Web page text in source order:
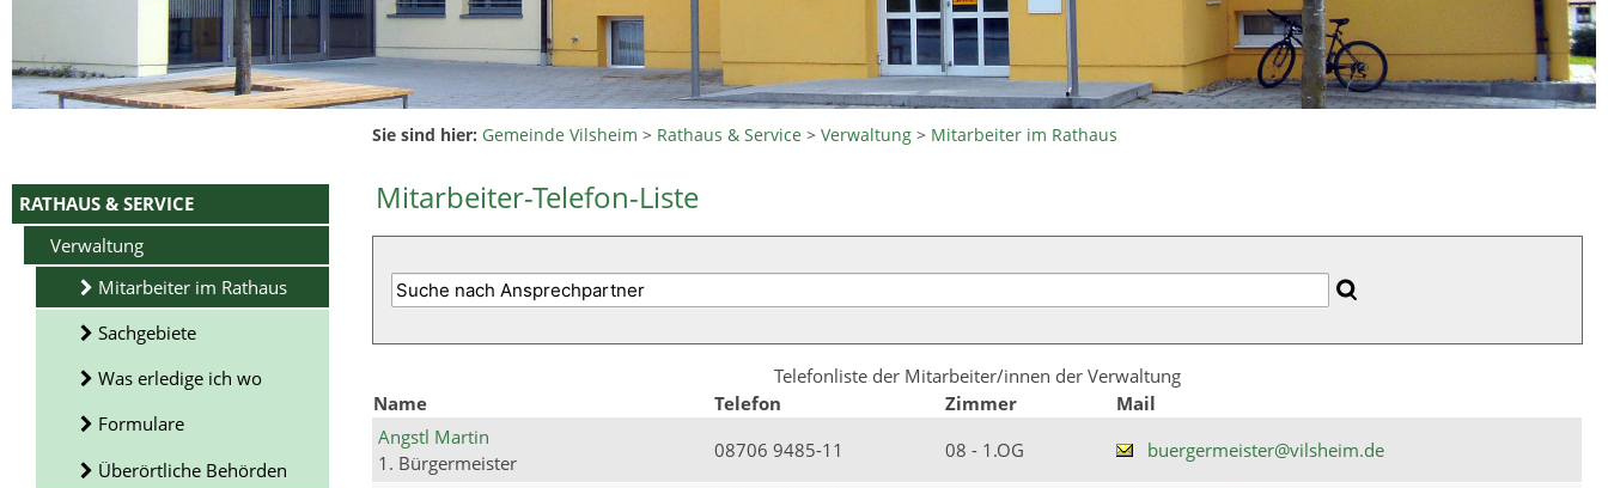
RATHAUS & SERVICE
Verwaltung
Mitarbeiter im Rathaus
Sachgebiete
Was erledige ich wo
Formulare
Überörtliche Behörden
Sie sind hier: Gemeinde Vilsheim > Rathaus & Service >Verwaltung > Mitarbeiter im Rathaus
Mitarbeiter-Telefon-Liste
Telefonliste der Mitarbeiter/innen der Verwaltung
Name
Telefon Zimmer
Mail
Angstl Martin
1. Bürgermeister
08706 9485-11 08 - 1.OG buergermeister@vilsheim.de